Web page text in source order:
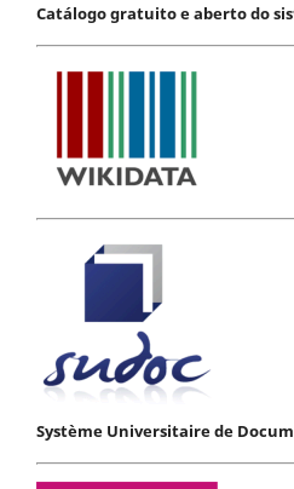
Catálogo gratuito e aberto do
Système Universitaire de